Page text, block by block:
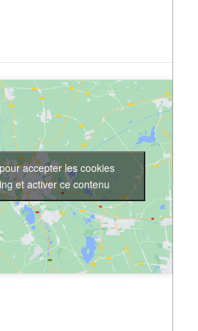
accepter les cookies
et activer ce contenu